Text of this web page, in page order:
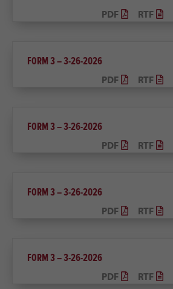
RTF
PDF
FORM 3 – 3-26-2026
RTF
PDF
FORM 3 – 3-26-2026
RTF
PDF
FORM 3 – 3-26-2026
RTF
PDF
FORM 3 – 3-26-2026
RTF
PDF